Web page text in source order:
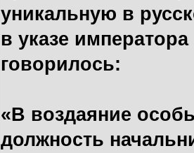
уникальную в
в указе
говорилось:
«В воздаяние
должность